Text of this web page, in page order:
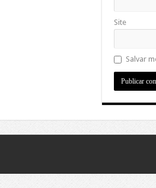
Site
Salvar